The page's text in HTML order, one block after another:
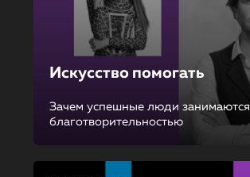
Искусство помогать
Зачем успешные люди занимаются
благотворительностью